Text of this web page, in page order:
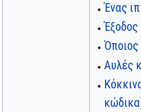
Ένας
Έξοδος
Αυλές
κώδικα